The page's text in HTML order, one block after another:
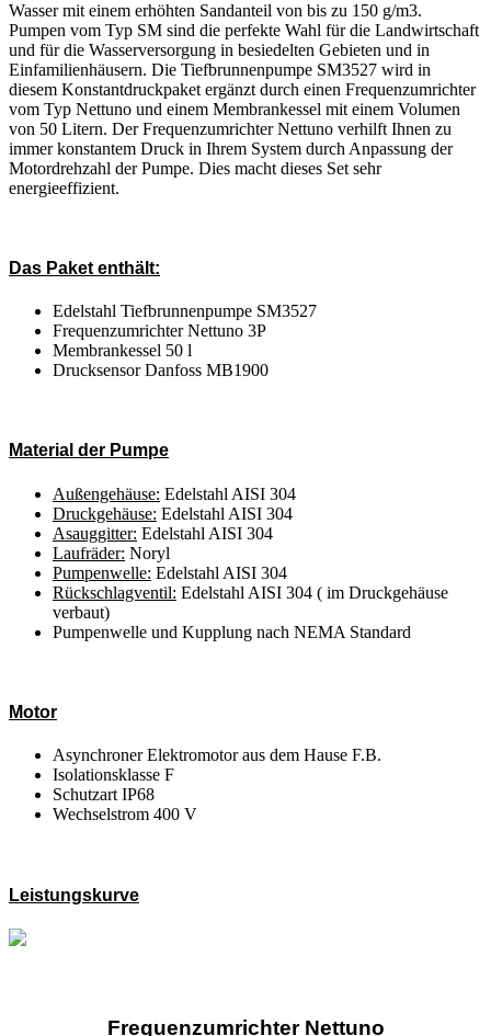
Wasser mit einem erhöhten Sandanteil von bis zu 150 g/m3.
Pumpen vom Typ SM sind die perfekte Wahl für die Landwirtschaft
und für die Wasserversorgung in besiedelten Gebieten und in
Einfamilienhäusern. Die Tiefbrunnenpumpe SM3527 wird in
diesem Konstantdruckpaket ergänzt durch einen Frequenzumrichter
vom Typ Nettuno und einem Membrankessel mit einem Volumen
von 50 Litern. Der Frequenzumrichter Nettuno verhilft Ihnen zu
immer konstantem Druck in Ihrem System durch Anpassung der
Motordrehzahl der Pumpe. Dies macht dieses Set sehr
energieeffizient.
Das Paket enthält:
Edelstahl Tiefbrunnenpumpe SM3527
Frequenzumrichter Nettuno 3P
Membrankessel 50 l
Drucksensor Danfoss MB1900
Material der Pumpe
Außengehäuse: Edelstahl AISI 304
Druckgehäuse: Edelstahl AISI 304
Asauggitter: Edelstahl AISI 304
Laufräder: Noryl
Pumpenwelle: Edelstahl AISI 304
Rückschlagventil: Edelstahl AISI 304 ( im Druckgehäuse
verbaut)
Pumpenwelle und Kupplung nach NEMA Standard
Motor
Asynchroner Elektromotor aus dem Hause F.B.
Isolationsklasse F
Schutzart IP68
Wechselstrom 400 V
Leistungskurve
Frequenzumrichter Nettuno